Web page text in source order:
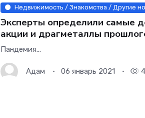
Недвижимость / Знакомства / Другие
Эксперты определили самые
акции и драгметаллы
Пандемия...
Адам 06 январь 2021